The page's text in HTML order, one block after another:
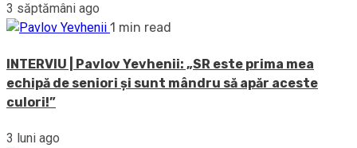
3 săptămâni ago
1 min read
INTERVIU | Pavlov Yevhenii: „SR este prima mea
echipă de seniori și sunt mândru să apăr aceste
culori!”
3 luni ago